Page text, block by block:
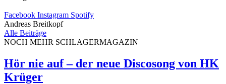
Facebook Instagram Spotify
Andreas Breitkopf
Alle Beiträge
NOCH MEHR SCHLAGERMAGAZIN
Hör nie auf – der neue Discosong von HK
Krüger